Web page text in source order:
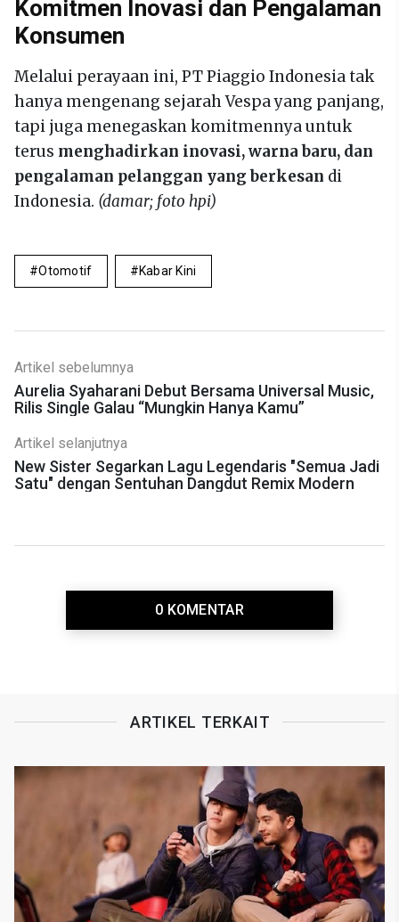
Komitmen Inovasi dan Pengalaman
Konsumen
Melalui perayaan ini, PT Piaggio Indonesia tak
hanya mengenang sejarah Vespa yang panjang,
tapi juga menegaskan komitmennya untuk
terus menghadirkan inovasi, warna baru, dan
pengalaman pelanggan yang berkesan di
Indonesia. (damar; foto hpi)
Otomotif Kabar Kini
Artikel sebelumnya
Aurelia Syaharani Debut Bersama Universal Music,
Rilis Single Galau “Mungkin Hanya Kamu”
Artikel selanjutnya
New Sister Segarkan Lagu Legendaris "Semua Jadi
Satu" dengan Sentuhan Dangdut Remix Modern
0 KOMENTAR
ARTIKEL TERKAIT